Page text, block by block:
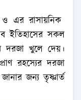
ও এর রাসায়নিক
ইতিহাসের সকল
দরজা খুলে দেয়।
রহস্যের দরজা
জন্য তৃষ্ণার্ত